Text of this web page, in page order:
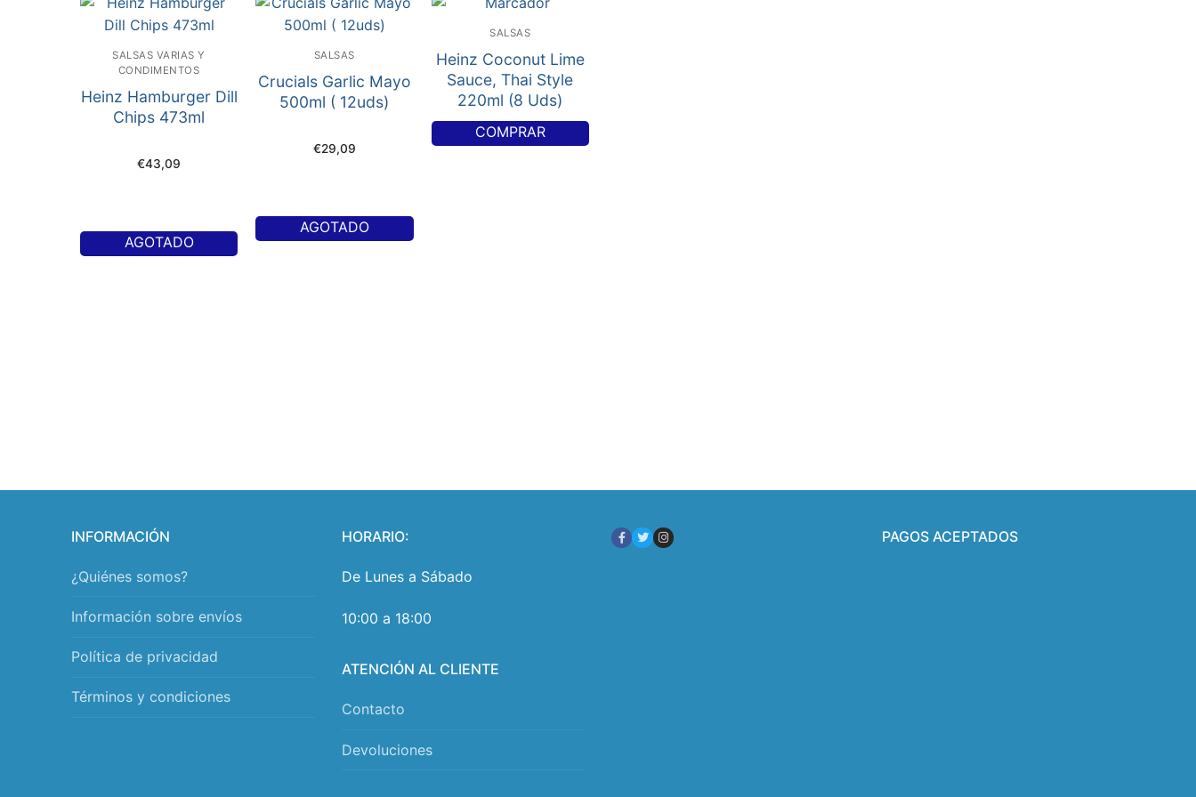
SALSAS VARIAS Y
CONDIMENTOS
Heinz Hamburger Dill
Chips 473ml
€43,09
AGOTADO
SALSAS
Crucials Garlic Mayo
500ml ( 12uds)
€29,09
AGOTADO
SALSAS
Heinz Coconut Lime
Sauce, Thai Style
220ml (8 Uds)
COMPRAR
INFORMACIÓN
¿Quiénes somos?
Información sobre envíos
Política de privacidad
Términos y condiciones
HORARIO:
De Lunes a Sábado
10:00 a 18:00
ATENCIÓN AL CLIENTE
Contacto
Devoluciones
PAGOS ACEPTADOS